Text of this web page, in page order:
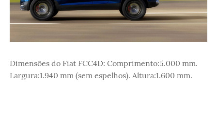
Dimensões do Fiat FCC4D: Comprimento:5.000 mm.
Largura:1.940 mm (sem espelhos). Altura:1.600 mm.